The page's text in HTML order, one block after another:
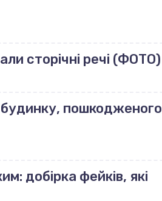
сторічні речі (ФОТО)
пошкодженого
добірка фейків, які